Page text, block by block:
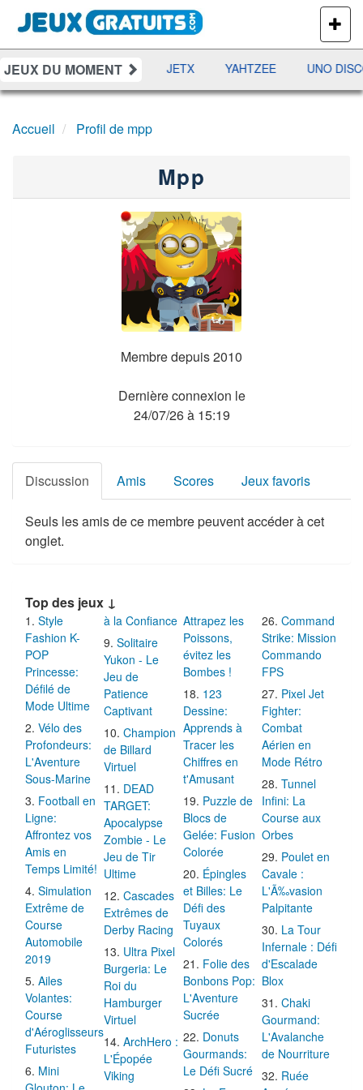
PLUS
DE
JEUX
JEUX DU MOMENT
DAMES RAMI JETX YAHTZEE UNO
Accueil Profil de mpp
Mpp
Membre depuis 2010
Dernière connexion le
24/07/26 à 15:19
Discussion Amis Scores Jeux favoris
Seuls les amis de ce membre peuvent accéder à cet
onglet.
Top des jeux ↓
Style
Fashion K-
POP
Princesse:
Défilé de
Mode Ultime
Vélo des
Profondeurs:
L'Aventure
Sous-Marine
Football en
Ligne:
Affrontez vos
Amis en
Temps Limité!
Simulation
Extrême de
Course
Automobile
2019
Ailes
Volantes:
Course
d'Aéroglisseurs
Futuristes
Mini
à la Confiance
Solitaire
Yukon - Le
Jeu de
Patience
Captivant
Champion
de Billard
Virtuel
DEAD
TARGET:
Apocalypse
Zombie - Le
Jeu de Tir
Ultime
Cascades
Extrêmes de
Derby Racing
Ultra Pixel
Burgeria: Le
Roi du
Hamburger
Virtuel
ArchHero :
L'Épopée
Viking
Attrapez les
Poissons,
évitez les
Bombes !
123
Dessine:
Apprends à
Tracer les
Chiffres en
t'Amusant
Puzzle de
Blocs de
Gelée: Fusion
Colorée
Épingles
et Billes: Le
Défi des
Tuyaux
Colorés
Folie des
Bonbons Pop:
L'Aventure
Sucrée
Donuts
Gourmands:
Le Défi Sucré
Command
Strike: Mission
Commando
FPS
Pixel Jet
Fighter:
Combat
Aérien en
Mode Rétro
Tunnel
Infini: La
Course aux
Orbes
Poulet en
Cavale :
L'Ã‰vasion
Palpitante
La Tour
Infernale : Défi
d'Escalade
Blox
Chaki
Gourmand:
L'Avalanche
de Nourriture
Ruée